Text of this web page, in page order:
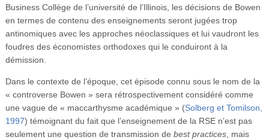
Business Collège de l’université de l’Illinois, les décisions de Bowen
en termes de contenu des enseignements seront jugées trop
antinomiques avec les approches néoclassiques et lui vaudront les
foudres des économistes orthodoxes qui le conduiront à la
démission.
Dans le contexte de l’époque, cet épisode connu sous le nom de la
« controverse Bowen » sera rétrospectivement considéré comme
une vague de « maccarthysme académique » (Solberg et Tomilson,
1997) témoignant du fait que l’enseignement de la RSE n’est pas
seulement une question de transmission de best practices, mais